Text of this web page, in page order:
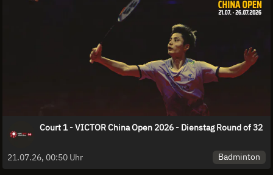
Court 1 - VICTOR China Open 2026 - Dienstag Round of 32
21.07.26, 00:50 Uhr Badminton